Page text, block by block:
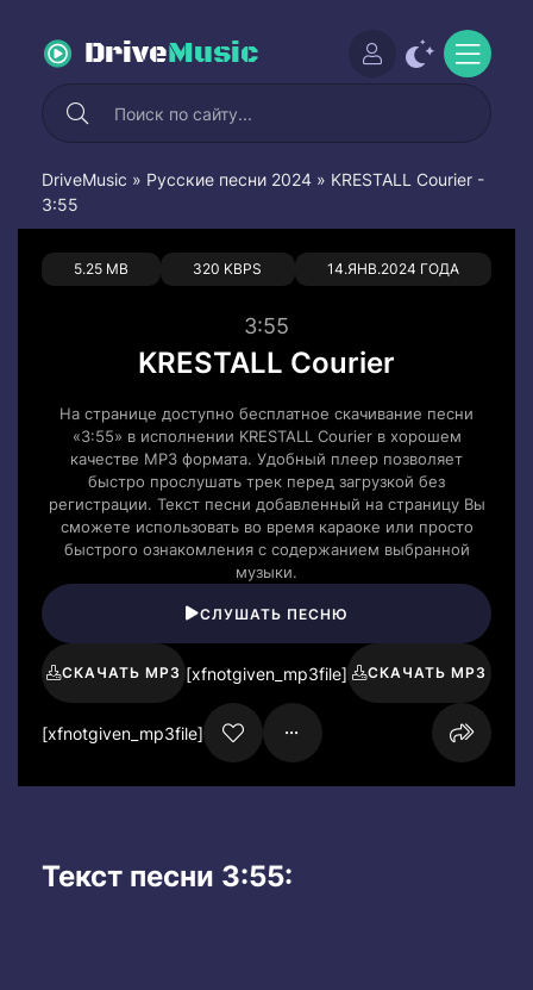
DriveMusic
DriveMusic » Русские песни 2024 » KRESTALL Courier -
3:55
5.25 MB 320 KBPS 14.ЯНВ.2024 ГОДА
0 0
3:55
KRESTALL Courier
На странице доступно бесплатное скачивание песни
«3:55» в исполнении KRESTALL Courier в хорошем
качестве MP3 формата. Удобный плеер позволяет
быстро прослушать трек перед загрузкой без
регистрации. Текст песни добавленный на страницу Вы
сможете использовать во время караоке или просто
быстрого ознакомления с содержанием выбранной
музыки.
СЛУШАТЬ ПЕСНЮ
СКАЧАТЬ MP3 [xfnotgiven_mp3file] СКАЧАТЬ MP3
[xfnotgiven_mp3file]
Текст песни 3:55: